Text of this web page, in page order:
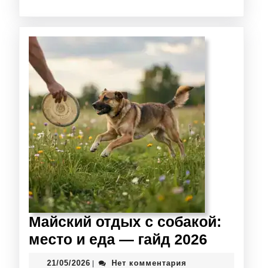
Майский отдых с собакой:
место и еда — гайд 2026
21/05/2026 Нет комментария